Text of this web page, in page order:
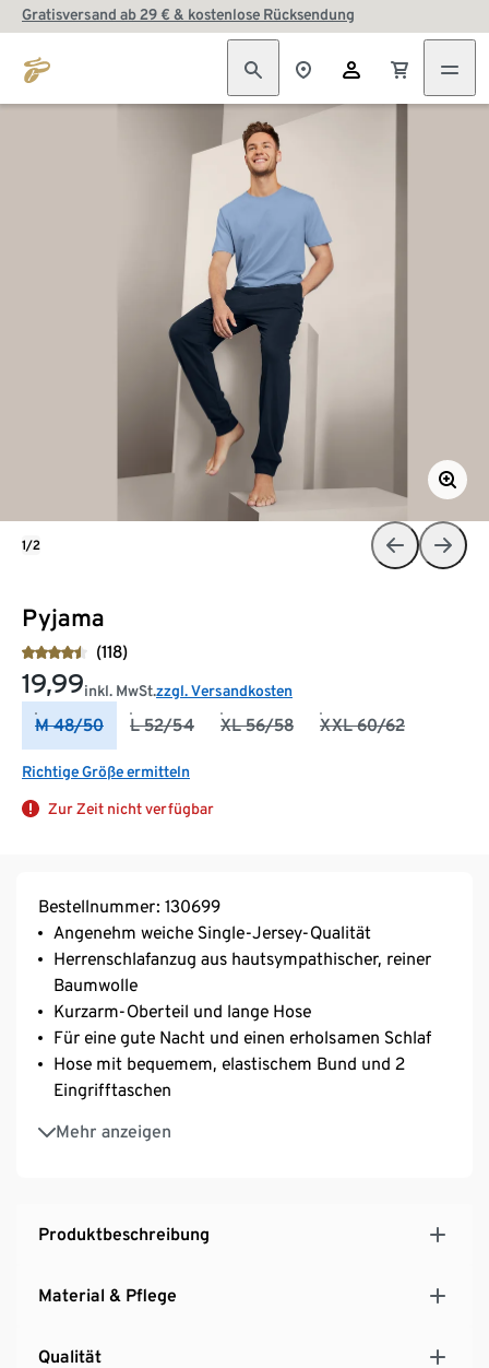
Gratisversand ab 29 € & kostenlose Rücksendung
Pyjama
(118)
19,99inkl. MwSt.zzgl. Versandkosten
M 48/50 L 52/54 XL 56/58 XXL 60/62
Richtige Größe ermitteln
Zur Zeit nicht verfügbar
1/2
Bestellnummer: 130699
Angenehm weiche Single-Jersey-Qualität
Herrenschlafanzug aus hautsympathischer, reiner
Baumwolle
Kurzarm-Oberteil und lange Hose
Für eine gute Nacht und einen erholsamen Schlaf
Hose mit bequemem, elastischem Bund und 2
Eingrifftaschen
Mehr anzeigen
Elastische Bündchen am Beinabschluss
Zweiteiler mit hohem Tragekomfort
Produktbeschreibung
Material & Pflege
Qualität